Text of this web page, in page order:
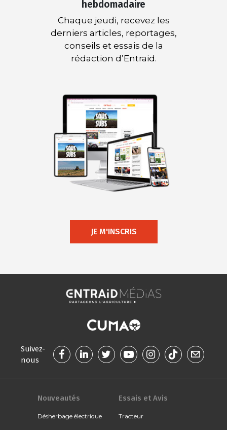
hebdomadaire
Chaque jeudi, recevez les
derniers articles, reportages,
conseils et essais de la
rédaction d’Entraid.
JE M'INSCRIS
Suivez-
nous
Nouveautés
Désherbage électrique
Essais et Avis
Tracteur